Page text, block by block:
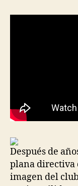
Después de
plana directiva
imagen del